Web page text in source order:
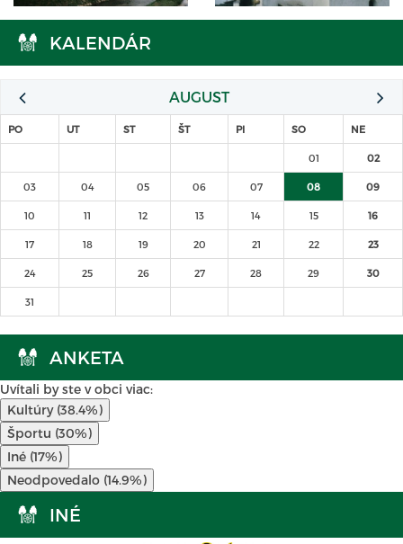
KALENDÁR
AUGUST
PO UT ST ŠT PI SO NE
01 02
03 04 05 06 07 08 09
10 11 12 13 14 15 16
17 18 19 20 21 22 23
24 25 26 27 28 29 30
31
ANKETA
Uvítali by ste v obci viac:
Kultúry (38.4%)
Športu (30%)
Iné (17%)
Neodpovedalo (14.9%)
INÉ